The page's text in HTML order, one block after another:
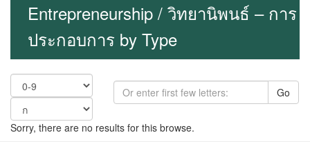
Entrepreneurship / วิทยานิพนธ์ – การ
ประกอบการ by Type
Go
Sorry, there are no results for this browse.